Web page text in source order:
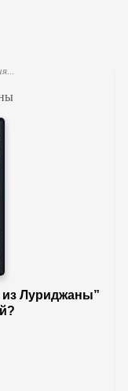
из Луриджаны”